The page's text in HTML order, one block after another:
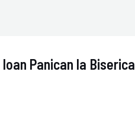
Panican la Biserica